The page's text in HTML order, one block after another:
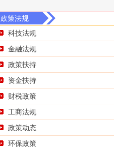
政策法规
科技法规
金融法规
政策扶持
资金扶持
财税政策
工商法规
政策动态
环保政策